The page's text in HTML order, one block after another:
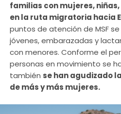
familias con mujeres,
en la ruta migratoria hacia
puntos de atención de MSF
jóvenes, embarazadas y
con menores. Conforme el
personas en movimiento se
también se han agudizado
de más y más mujeres.